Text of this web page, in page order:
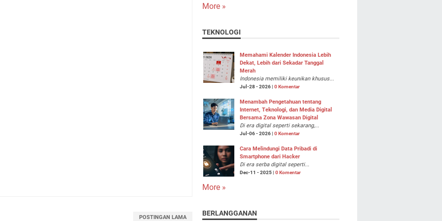
POSTINGAN LAMA
More »
TEKNOLOGI
Memahami Kalender Indonesia Lebih
Dekat, Lebih dari Sekadar Tanggal
Merah
Indonesia memiliki keunikan khusus...
Jul-28 - 2026 | 0 Komentar
Menambah Pengetahuan tentang
Internet, Teknologi, dan Media Digital
Bersama Zona Wawasan Digital
Di era digital seperti sekarang,...
Jul-06 - 2026 | 0 Komentar
Cara Melindungi Data Pribadi di
Smartphone dari Hacker
Di era serba digital seperti...
Dec-11 - 2025 | 0 Komentar
More »
BERLANGGANAN